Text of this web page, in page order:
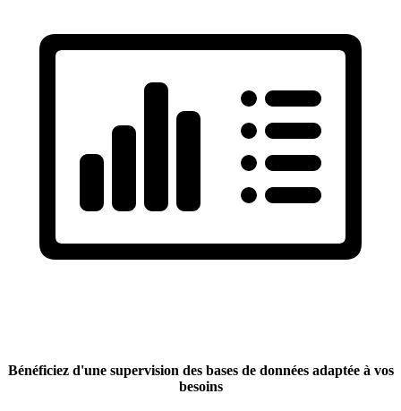
Bénéficiez d'une supervision des bases de données adaptée à vos
besoins